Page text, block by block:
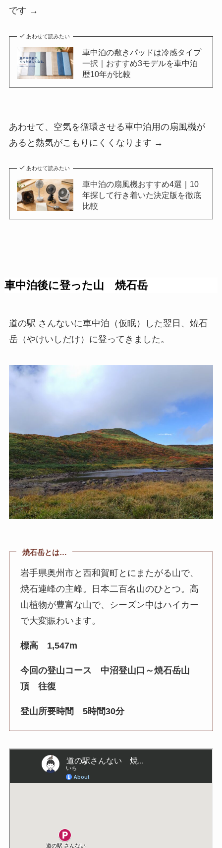
です →
あわせて読みたい
車中泊の敷きパッドは冷感タイプ
一択｜おすすめ3モデルを車中泊
歴10年が比較
あわせて、空気を循環させる車中泊用の扇風機が
あると熱気がこもりにくくなります →
あわせて読みたい
車中泊の扇風機おすすめ4選｜10
年探して行き着いた決定版を徹底
比較
車中泊後に登った山 焼石岳
道の駅 さんないに車中泊（仮眠）した翌日、焼石
岳（やけいしだけ）に登ってきました。
焼石岳とは…
岩手県奥州市と西和賀町とにまたがる山で、
焼石連峰の主峰。日本二百名山のひとつ。高
山植物が豊富な山で、シーズン中はハイカー
で大変賑わいます。
標高 1,547m
今回の登山コース 中沼登山口～焼石岳山
頂 往復
登山所要時間 5時間30分